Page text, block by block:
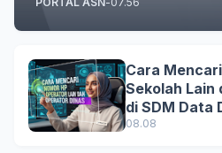
Cara
Sekolah Lain
di SDM Data
08.08